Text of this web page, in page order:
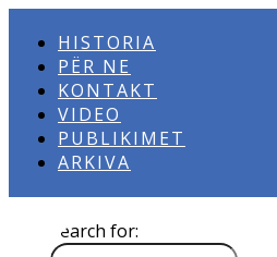
HISTORIA
PËR NE
KONTAKT
VIDEO
PUBLIKIMET
ARKIVA
Search for: